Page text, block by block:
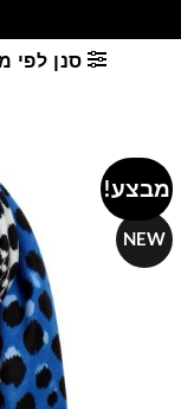
סנן לפי
מבצע!
NEW